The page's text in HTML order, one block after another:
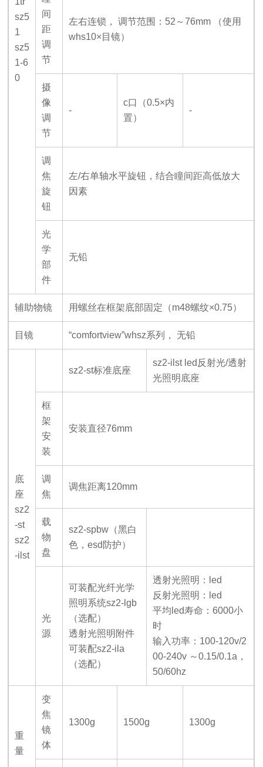
sz5
1
sz5
1-6
0
间
距
调
节
左右连锁， 调节范围：52～76mm （使用
whs10×目镜）
摄
像
调
节
-
c口（0.5×内
置）
-
调
焦
旋
钮
左/右单轴水平旋钮，结合瞳间距高低放大
因素
光
学
部
件
无铅
辅助物镜 用螺丝在框架底部固定（m48螺纹×0.75）
目镜 “comfortview”whsz系列， 无铅
底
座
sz2
-st
sz2
-ilst
sz2-st标准底座
sz2-ilst led 反射光/透射
光照明底座
框
架
安
装
安装直径76mm
调
焦
调焦距离120mm
载
物
盘
sz2-spbw （黑白
色，esd防护）
光
源
可装配光纤光学
照明系统sz2-lgb
（选配）
透射光照明附件
可装配sz2-ila
（选配）
透射光照明：led
反射光照明：led
平均led寿命：6000小
时
输入功率：100-120v/2
00-240v ～0.15/0.1a，
50/60hz
重
量
变
焦
镜
体
1300g 1500g 1300g